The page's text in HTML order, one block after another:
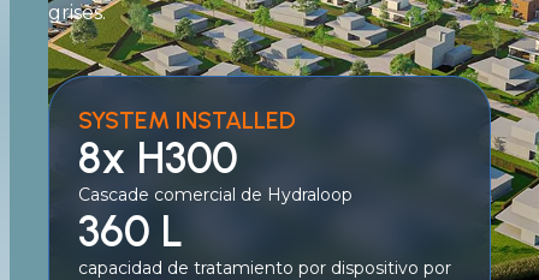
grises.
SYSTEM INSTALLED
8x H300
Cascade comercial de Hydraloop
360 L
capacidad de tratamiento por dispositivo por